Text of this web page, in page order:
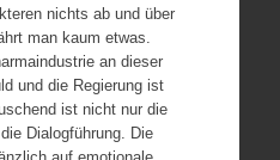
nichts ab und über
man kaum etwas.
an dieser
und die Regierung ist
ist nicht nur die
Dialogführung. Die
auf emotionale